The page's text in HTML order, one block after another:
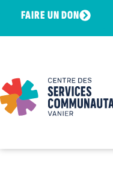
FAIRE UN DON